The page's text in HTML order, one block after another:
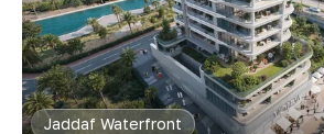
Jaddaf Waterfront